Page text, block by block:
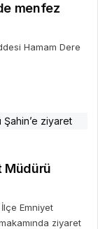
menfez
Hamam Dere
Müdürü
Emniyet
ziyaret